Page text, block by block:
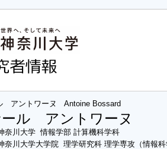
アントワーヌ Antoine Bossard
ール アントワーヌ
奈川大学 情報学部 計算機科学科
奈川大学大学院 理学研究科 理学専攻（情報